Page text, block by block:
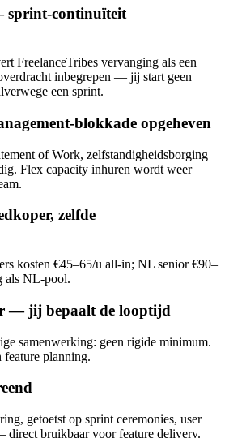
continuïteit
FreelanceTribes vervanging als een
inbegrepen — jij start geen
een sprint.
blokkade opgeheven
of Work, zelfstandigheidsborging
Flex capacity inhuren wordt weer
zelfde
kosten €45–65/u all-in; NL senior €90–
als NL-pool.
— jij bepaalt de looptijd
samenwerking: geen rigide minimum.
feature planning.
getoetst op sprint ceremonies, user
direct bruikbaar voor feature delivery.